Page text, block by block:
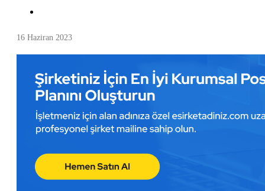
16 Haziran 2023